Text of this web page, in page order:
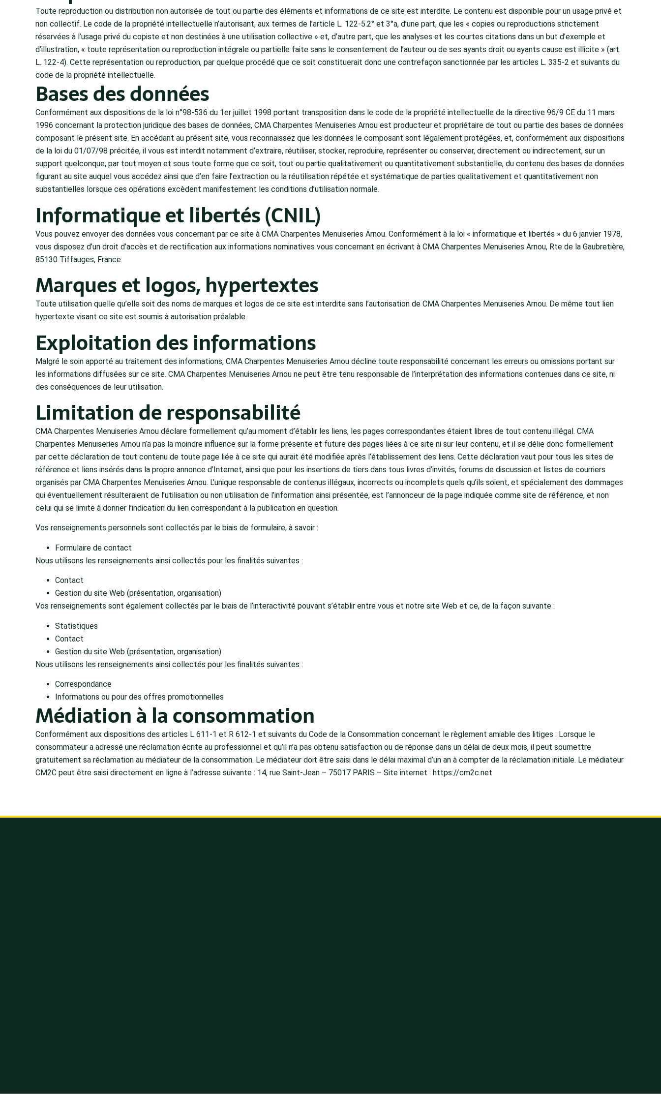
Toute reproduction ou distribution non autorisée de tout ou partie des éléments et informations de ce site est interdite. Le contenu est disponible pour un usage privé et
non collectif. Le code de la propriété intellectuelle n’autorisant, aux termes de l’article L. 122-5.2° et 3°a, d’une part, que les « copies ou reproductions strictement
réservées à l’usage privé du copiste et non destinées à une utilisation collective » et, d’autre part, que les analyses et les courtes citations dans un but d’exemple et
d’illustration, « toute représentation ou reproduction intégrale ou partielle faite sans le consentement de l’auteur ou de ses ayants droit ou ayants cause est illicite » (art.
L. 122-4). Cette représentation ou reproduction, par quelque procédé que ce soit constituerait donc une contrefaçon sanctionnée par les articles L. 335-2 et suivants du
code de la propriété intellectuelle.
Bases des données
Conformément aux dispositions de la loi n°98-536 du 1er juillet 1998 portant transposition dans le code de la propriété intellectuelle de la directive 96/9 CE du 11 mars
1996 concernant la protection juridique des bases de données, CMA Charpentes Menuiseries Arnou est producteur et propriétaire de tout ou partie des bases de données
composant le présent site. En accédant au présent site, vous reconnaissez que les données le composant sont légalement protégées, et, conformément aux dispositions
de la loi du 01/07/98 précitée, il vous est interdit notamment d’extraire, réutiliser, stocker, reproduire, représenter ou conserver, directement ou indirectement, sur un
support quelconque, par tout moyen et sous toute forme que ce soit, tout ou partie qualitativement ou quantitativement substantielle, du contenu des bases de données
figurant au site auquel vous accédez ainsi que d’en faire l’extraction ou la réutilisation répétée et systématique de parties qualitativement et quantitativement non
substantielles lorsque ces opérations excèdent manifestement les conditions d’utilisation normale.
Informatique et libertés (CNIL)
Vous pouvez envoyer des données vous concernant par ce site à CMA Charpentes Menuiseries Arnou. Conformément à la loi « informatique et libertés » du 6 janvier 1978,
vous disposez d’un droit d’accès et de rectification aux informations nominatives vous concernant en écrivant à CMA Charpentes Menuiseries Arnou, Rte de la Gaubretière,
85130 Tiffauges, France
Marques et logos, hypertextes
Toute utilisation quelle qu’elle soit des noms de marques et logos de ce site est interdite sans l’autorisation de CMA Charpentes Menuiseries Arnou. De même tout lien
hypertexte visant ce site est soumis à autorisation préalable.
Exploitation des informations
Malgré le soin apporté au traitement des informations, CMA Charpentes Menuiseries Arnou décline toute responsabilité concernant les erreurs ou omissions portant sur
les informations diffusées sur ce site. CMA Charpentes Menuiseries Arnou ne peut être tenu responsable de l’interprétation des informations contenues dans ce site, ni
des conséquences de leur utilisation.
Limitation de responsabilité
CMA Charpentes Menuiseries Arnou déclare formellement qu’au moment d’établir les liens, les pages correspondantes étaient libres de tout contenu illégal. CMA
Charpentes Menuiseries Arnou n’a pas la moindre influence sur la forme présente et future des pages liées à ce site ni sur leur contenu, et il se délie donc formellement
par cette déclaration de tout contenu de toute page liée à ce site qui aurait été modifiée après l’établissement des liens. Cette déclaration vaut pour tous les sites de
référence et liens insérés dans la propre annonce d’Internet, ainsi que pour les insertions de tiers dans tous livres d’invités, forums de discussion et listes de courriers
organisés par CMA Charpentes Menuiseries Arnou. L’unique responsable de contenus illégaux, incorrects ou incomplets quels qu’ils soient, et spécialement des dommages
qui éventuellement résulteraient de l’utilisation ou non utilisation de l’information ainsi présentée, est l’annonceur de la page indiquée comme site de référence, et non
celui qui se limite à donner l’indication du lien correspondant à la publication en question.
Vos renseignements personnels sont collectés par le biais de formulaire, à savoir :
Formulaire de contact
Nous utilisons les renseignements ainsi collectés pour les finalités suivantes :
Contact
Gestion du site Web (présentation, organisation)
Vos renseignements sont également collectés par le biais de l’interactivité pouvant s’établir entre vous et notre site Web et ce, de la façon suivante :
Statistiques
Contact
Gestion du site Web (présentation, organisation)
Nous utilisons les renseignements ainsi collectés pour les finalités suivantes :
Correspondance
Informations ou pour des offres promotionnelles
Médiation à la consommation
Conformément aux dispositions des articles L 611-1 et R 612-1 et suivants du Code de la Consommation concernant le règlement amiable des litiges : Lorsque le
consommateur a adressé une réclamation écrite au professionnel et qu’il n’a pas obtenu satisfaction ou de réponse dans un délai de deux mois, il peut soumettre
gratuitement sa réclamation au médiateur de la consommation. Le médiateur doit être saisi dans le délai maximal d’un an à compter de la réclamation initiale. Le médiateur
CM2C peut être saisi directement en ligne à l’adresse suivante : 14, rue Saint-Jean – 75017 PARIS – Site internet : https://cm2c.net